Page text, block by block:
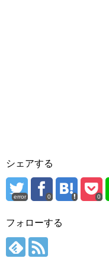
シェアする
error 0 0
フォローする